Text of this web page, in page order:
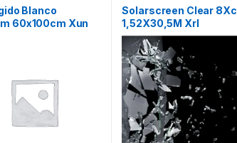
Blanco
60x100cm Xun
Solarscreen Clear 8Xc
1,52X30,5M Xrl